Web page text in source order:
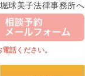
球美子法律事務所へ
話ください。